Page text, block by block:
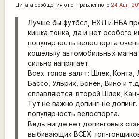
Цитата сообщения от отправленного 24 Авг,
Лучше бы футбол, НХЛ и НБА
кишка тонка, да и нет особого
популярность велоспорта
кошельку автомобильных
сильно напрягает.
Всех топов валят: Шлек, Конта,
Бассо, Ульрих, Бонен, Вино и
сплавляются: второй Шлек,
Тут не важно допинг-не допинг.
популярность велоспорта.
Ведь нигде нет допинговых
выбивающих ВСЕХ топ-